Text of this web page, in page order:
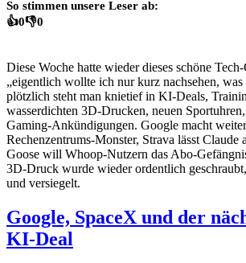
So stimmen unsere Leser ab:
👍0👎0
Diese Woche hatte wieder dieses schöne
„eigentlich wollte ich nur kurz nachsehen, was
plötzlich steht man knietief in KI-Deals,
wasserdichten 3D-Drucken, neuen
Gaming-Ankündigungen. Google macht
Rechenzentrums-Monster, Strava lässt Claude
Goose will Whoop-Nutzern das Abo-
3D-Druck wurde wieder ordentlich
und versiegelt.
Google, SpaceX und der
KI-Deal